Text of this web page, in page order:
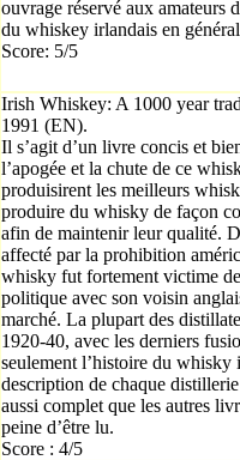
ouvrage réservé aux amateurs
du whiskey irlandais en
Score: 5/5
Irish Whiskey: A 1000 year
1991 (EN).
Il s’agit d’un livre concis et
l’apogée et la chute de ce
produisirent les meilleurs
produire du whisky de façon
afin de maintenir leur qualité.
affecté par la prohibition
whisky fut fortement victime
politique avec son voisin
marché. La plupart des
1920-40, avec les derniers
seulement l’histoire du whisky
description de chaque
aussi complet que les autres
peine d’être lu.
Score : 4/5